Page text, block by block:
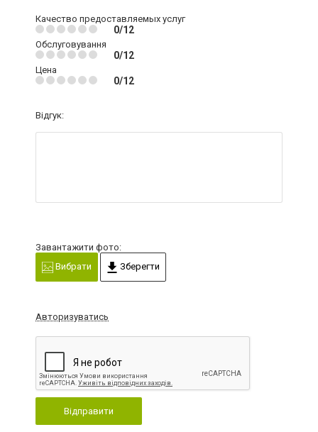
Качество предоставляемых услуг
0/12
Обслуговування
0/12
Цена
0/12
Відгук:
Завантажити фото:
Вибрати
Зберегти
Авторизуватись
Відправити